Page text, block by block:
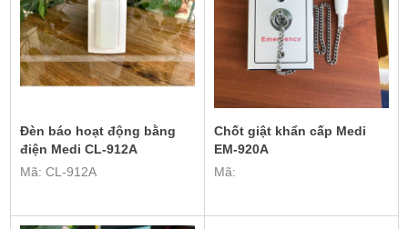
Đèn báo hoạt động bằng
điện Medi CL-912A
Mã: CL-912A
Chốt giật khẩn cấp Medi
EM-920A
Mã: